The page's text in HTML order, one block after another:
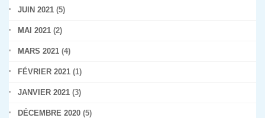
JUIN 2021 (5)
MAI 2021 (2)
MARS 2021 (4)
FÉVRIER 2021 (1)
JANVIER 2021 (3)
DÉCEMBRE 2020 (5)